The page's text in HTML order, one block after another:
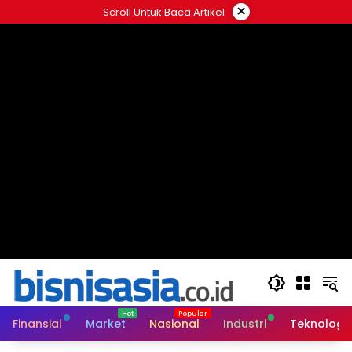
ke
Scroll Untuk Baca Artikel ×
Finansial Market Nasional Industri Teknologi